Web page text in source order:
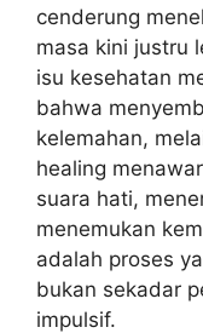
cenderung
masa kini justru
isu kesehatan
bahwa
kelemahan,
healing
suara hati,
menemukan
adalah proses
bukan sekadar
impulsif.